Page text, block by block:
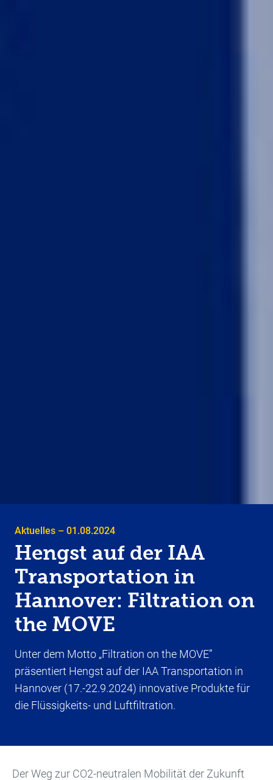
Aktuelles – 01.08.2024
Hengst auf der IAA
Transportation in
Hannover: Filtration on
the MOVE
Unter dem Motto „Filtration on the MOVE”
präsentiert Hengst auf der IAA Transportation in
Hannover (17.-22.9.2024) innovative Produkte für
die Flüssigkeits- und Luftfiltration.
Der Weg zur CO2-neutralen Mobilität der Zukunft